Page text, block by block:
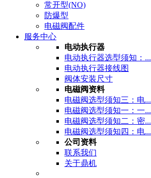
常开型(NO)
防爆型
电磁阀配件
服务中心
电动执行器
电动执行器选型须知：...
电动执行器接线图
阀体安装尺寸
电磁阀资料
电磁阀选型须知三：电...
电磁阀选型须知一：一...
电磁阀选型须知二：密...
电磁阀选型须知四：电...
公司资料
联系我们
关于鼎机